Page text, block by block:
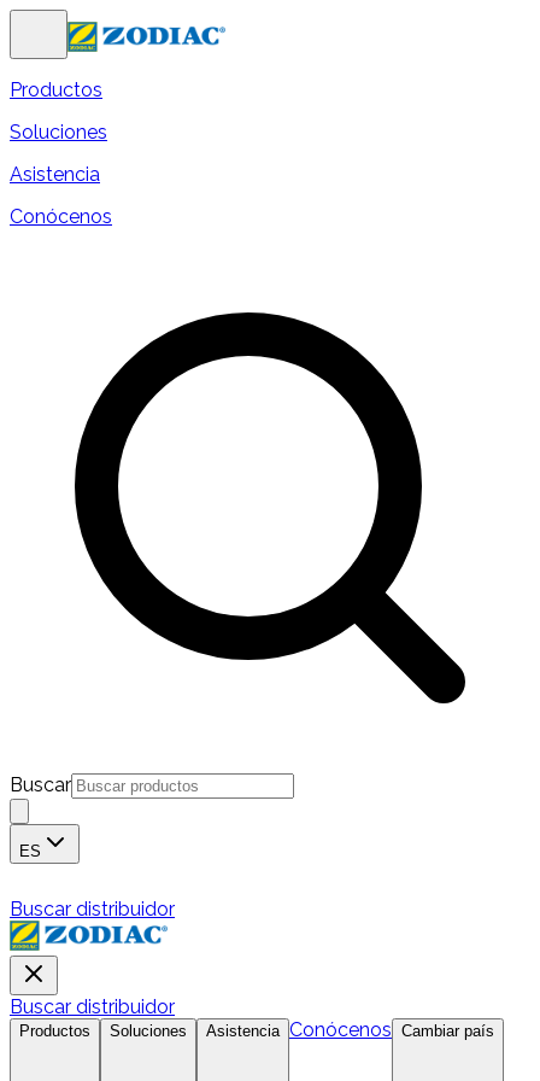
Productos
Soluciones
Asistencia
Conócenos
Buscar
ES
Buscar distribuidor
Buscar distribuidor
Productos Soluciones Asistencia Conócenos Cambiar país